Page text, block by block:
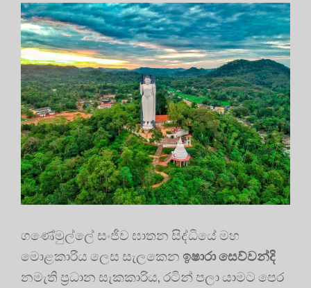
ගණේමුල්ලේ සංජීව ඝාතන සිද්ධියේ මහ
මොළකාරිය ලෙස සැලකෙන ඉෂාරා සෙව්වන්දි
නමැති ප්‍රධාන සැකකාරිය, රටින් පලා යාමට පෙර